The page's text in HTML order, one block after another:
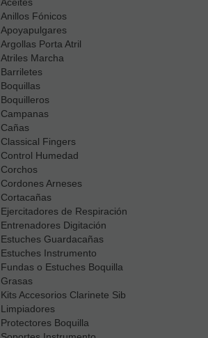
Aceites
Anillos Fónicos
Apoyapulgares
Argollas Porta Atril
Atriles Marcha
Barriletes
Boquillas
Boquilleros
Campanas
Cañas
Classical Fingers
Control Humedad
Corchos
Cordones Arneses
Cortacañas
Ejercitadores de Respiración
Entrenadores Digitación
Estuches Guardacañas
Estuches Instrumento
Fundas o Estuches Boquilla
Grasas
Kits Accesorios Clarinete Sib
Limpiadores
Protectores Boquilla